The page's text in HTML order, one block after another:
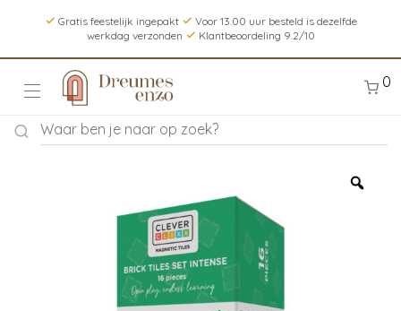
Gratis feestelijk ingepakt
Voor 13.00 uur besteld is dezelfde
werkdag verzonden
Klantbeoordeling 9.2/10
0